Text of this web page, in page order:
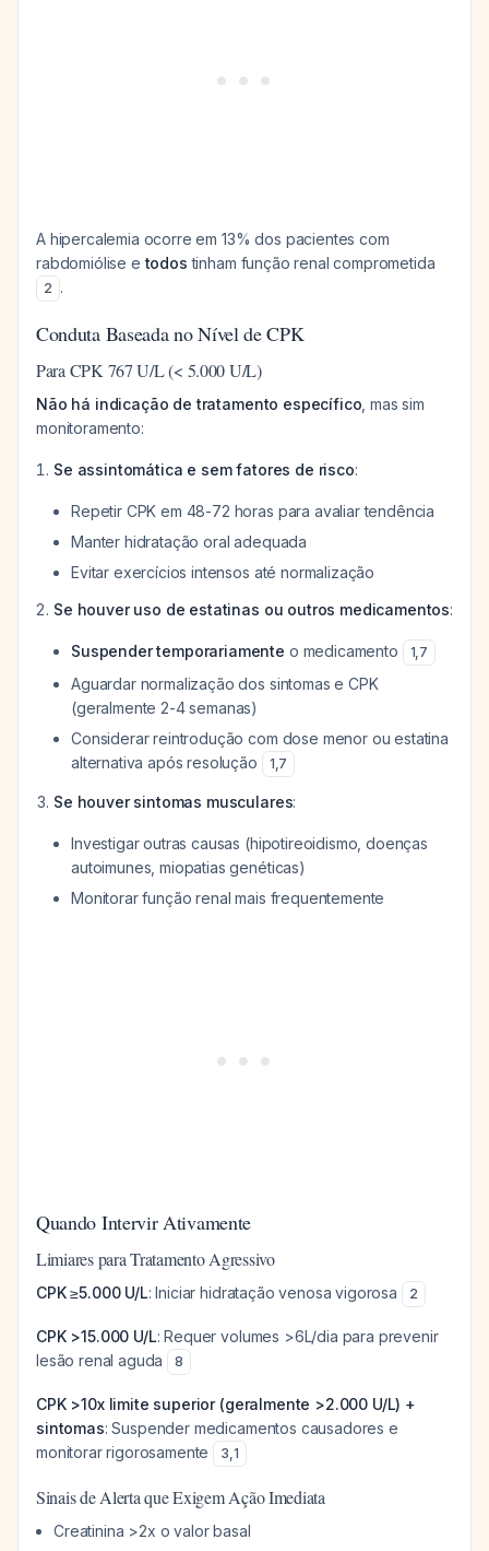
A hipercalemia ocorre em 13% dos pacientes com
rabdomiólise etodos tinham função renal comprometida
2 .
Conduta Baseada no Nível de CPK
Para CPK 767 U/L (< 5.000 U/L)
Não há indicação de tratamento específico , mas sim
monitoramento:
Se assintomática e sem fatores de risco:
Repetir CPK em 48-72 horas para avaliar tendência
Manter hidratação oral adequada
Evitar exercícios intensos até normalização
Se houver uso de estatinas ou outros medicamentos:
Suspender temporariamente o medicamento 1,7
Aguardar normalização dos sintomas e CPK
(geralmente 2-4 semanas)
Considerar reintrodução com dose menor ou estatina
alternativa após resolução
1,7
Se houver sintomas musculares:
Investigar outras causas (hipotireoidismo, doenças
autoimunes, miopatias genéticas)
Monitorar função renal mais frequentemente
Quando Intervir Ativamente
Limiares para Tratamento Agressivo
CPK ≥5.000 U/L: Iniciar hidratação venosa vigorosa 2
CPK >15.000 U/L: Requer volumes >6L/dia para prevenir
lesão renal aguda
8
CPK >10x limite superior (geralmente >2.000 U/L) +
sintomas: Suspender medicamentos causadores e
monitorar rigorosamente
3,1
Sinais de Alerta que Exigem Ação Imediata
Creatinina >2x o valor basal